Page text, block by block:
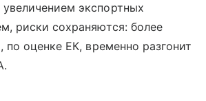
экспортных
риски сохраняются: более
по оценке ЕК, временно разгонит